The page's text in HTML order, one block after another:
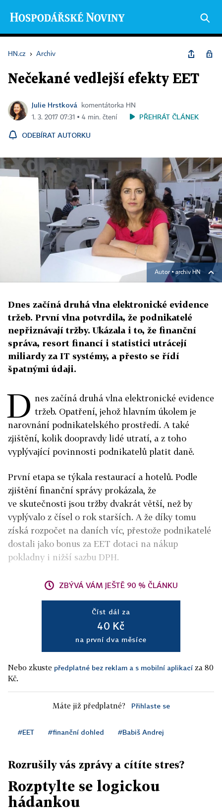
HN.cz › Archiv
Nečekané vedlejší efekty EET
Julie Hrstková
komentátorka HN
1. 3. 2017 07:31 ▪ 4 min. čtení
PŘEHRÁT ČLÁNEK
ODEBÍRAT AUTORKU
Autor ▪archiv HN
Dnes začíná druhá vlna elektronické evidence
tržeb. První vlna potvrdila, že podnikatelé
nepřiznávají tržby. Ukázala i to, že finanční
správa, resort financí i statistici utrácejí
miliardy za IT systémy, a přesto se řídí
špatnými údaji.
D nes začíná druhá vlna elektronické evidence
tržeb. Opatření, jehož hlavním úkolem je
narovnání podnikatelského prostředí. A také
zjištění, kolik doopravdy lidé utratí, a z toho
vyplývající povinnosti podnikatelů platit daně.
První etapa se týkala restaurací a hotelů. Podle
zjištění finanční správy prokázala, že
ve skutečnosti jsou tržby dvakrát větší, než by
vyplývalo z čísel o rok starších. A že díky tomu
získá rozpočet na daních víc, přestože podnikatelé
dostali jako bonus za EET dotaci na nákup
pokladny i nižší sazbu DPH.
ZBÝVÁ VÁM JEŠTĚ 90 % ČLÁNKU
Číst dál za
40 Kč
na první dva měsíce
Nebo zkuste předplatné bez reklam a s mobilní aplikací za 80
Kč.
Máte již předplatné? Přihlaste se
#EET #finanční dohled #Babiš Andrej
Rozrušily vás zprávy a cítíte stres?
Rozptylte se logickou
hádankou